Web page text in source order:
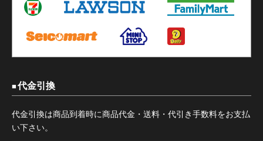
代金引換
代金引換は商品到着時に商品代金・送料・代引き手数料をお支払
い下さい。